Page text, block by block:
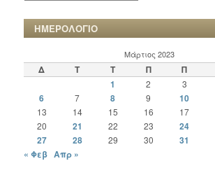
ΧΡΟΝΙΚΩΝ
ΗΜΕΡΟΛΟΓΙΟ
Μάρτιος 2023
Δ Τ Τ Π Π
1
2 3
6
7 8 9 10
13 14 15 16 17
20 21 22 23 24
27
28 29 30
31
« Φεβ Απρ »